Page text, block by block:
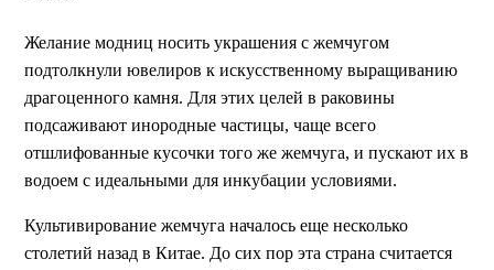
Желание модниц носить украшения с жемчугом
подтолкнули ювелиров к искусственному выращиванию
драгоценного камня. Для этих целей в раковины
подсаживают инородные частицы, чаще всего
отшлифованные кусочки того же жемчуга, и пускают их в
водоем с идеальными для инкубации условиями.
Культивирование жемчуга началось еще несколько
столетий назад в Китае. До сих пор эта страна считается